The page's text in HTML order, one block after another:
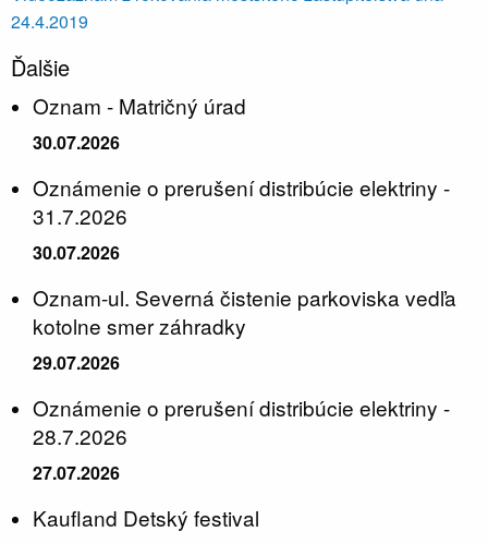
24.4.2019
Ďalšie
Oznam - Matričný úrad
30.07.2026
Oznámenie o prerušení distribúcie elektriny -
31.7.2026
30.07.2026
Oznam-ul. Severná čistenie parkoviska vedľa
kotolne smer záhradky
29.07.2026
Oznámenie o prerušení distribúcie elektriny -
28.7.2026
27.07.2026
Kaufland Detský festival